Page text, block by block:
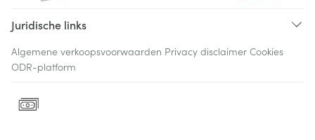
Juridische links
Algemene verkoopsvoorwaarden Privacy disclaimer Cookies
ODR-platform